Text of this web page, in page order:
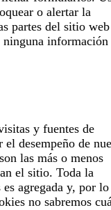
o alertar la
partes del sitio
ninguna información
y fuentes de
desempeño de
las más o menos
el sitio. Toda la
agregada y, por lo
no sabremos